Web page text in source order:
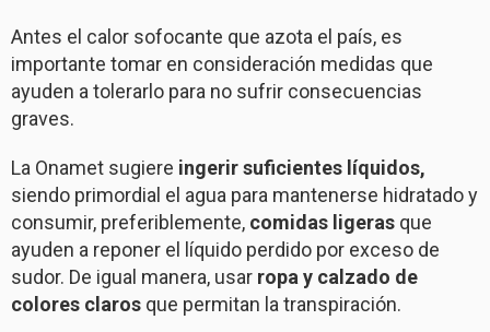
Antes el calor sofocante que azota el país, es
importante tomar en consideración medidas que
ayuden a tolerarlo para no sufrir consecuencias
graves.
La Onamet sugiere ingerir suficientes líquidos,
siendo primordial el agua para mantenerse hidratado y
consumir, preferiblemente, comidas ligeras que
ayuden a reponer el líquido perdido por exceso de
sudor. De igual manera, usar ropa y calzado de
colores claros que permitan la transpiración.